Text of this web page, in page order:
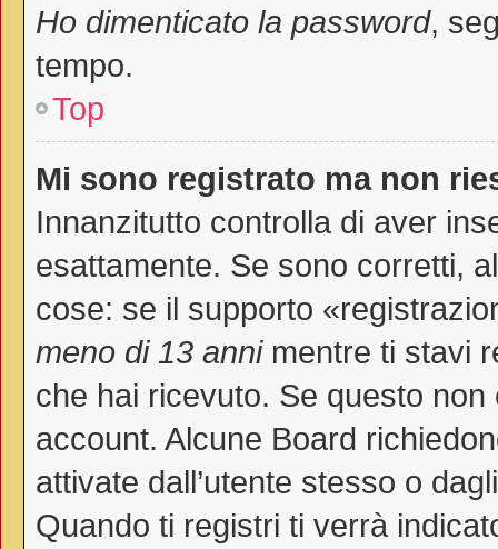
Ho dimenticato la password,
tempo.
Top
Mi sono registrato ma non
Innanzitutto controlla di aver
esattamente. Se sono corretti,
cose: se il supporto
meno di 13 annimentre ti stavi
che hai ricevuto. Se questo
account. Alcune Board
attivate dall’utente stesso o
Quando ti registri ti verrà